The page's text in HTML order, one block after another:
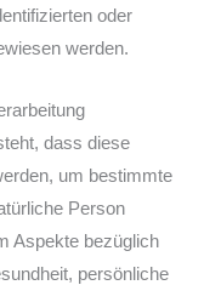
oder
werden.
dass diese
um bestimmte
Person
Aspekte bezüglich
persönliche